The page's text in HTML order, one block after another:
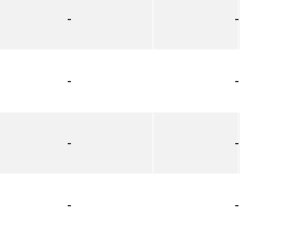
- -
- -
- -
- -